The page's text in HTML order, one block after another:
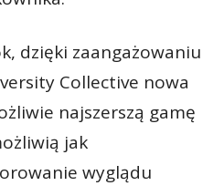
dzięki zaangażowaniu
Collective nowa
najszerszą gamę
jak
wyglądu